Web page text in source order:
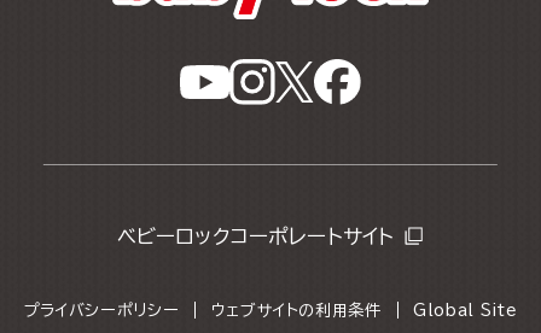
ベビーロックコーポレートサイト
プライバシーポリシー ウェブサイトの利用条件 Global Site